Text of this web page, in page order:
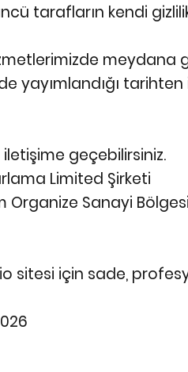
tarafların kendi
yayımlandığı
iletişime geçebilirsiniz.
Limited Şirketi
Organize Sanayi
sitesi için sade,